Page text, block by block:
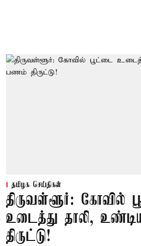
தமிழக செய்திகள்
திருவள்ளூர்: கோவில்
உடைத்து தாலி,
திருட்டு!